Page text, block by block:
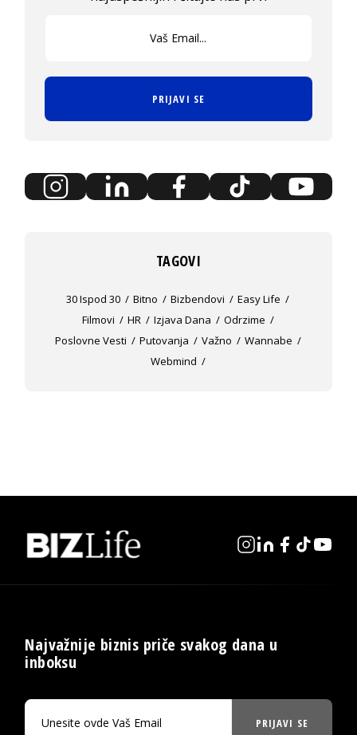
PRIJAVI SE
TAGOVI
30 Ispod 30 Bitno Bizbendovi
Easy Life
Filmovi
HR Izjava Dana
Odrzime
Poslovne Vesti
Putovanja Važno
Wannabe
Webmind
Najvažnije biznis priče svakog dana u
inboksu
PRIJAVI SE